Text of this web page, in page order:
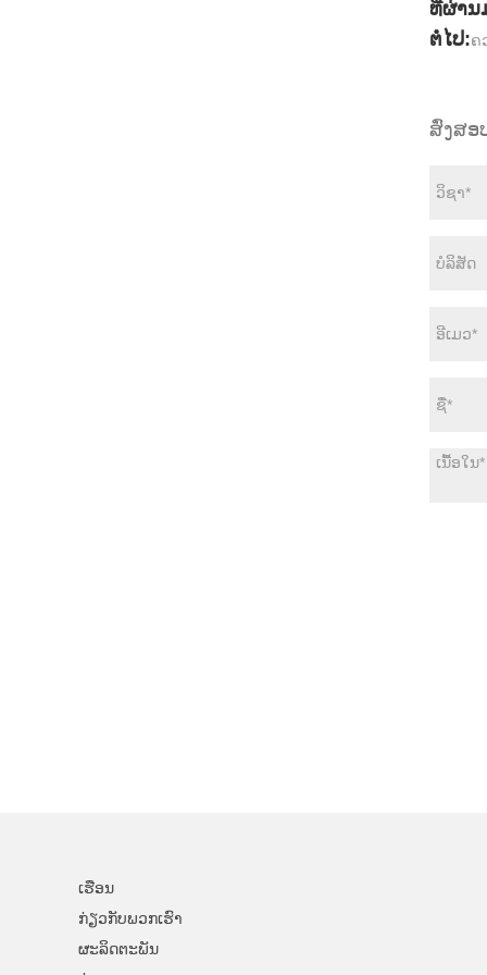
ທີ່ຜ່ານ
ຕໍ່ໄປ:ຄ
ສົ່ງສອ
ເຮືອນ
ກ່ຽວ​ກັບ​ພວກ​ເຮົາ
ຜະລິດຕະພັນ